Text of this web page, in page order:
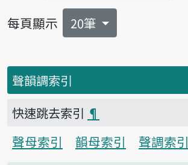
每頁顯示 20筆
聲韻調索引
快速跳去索引 ¶
聲母索引
韻母索引
聲調索引